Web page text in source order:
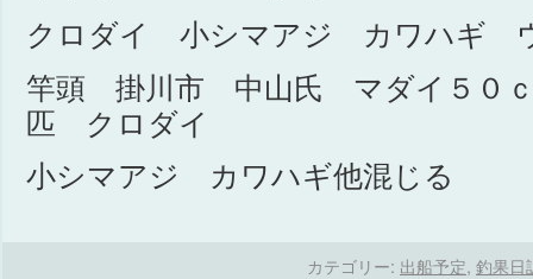
クロダイ 小シマアジ カワハギ
竿頭 掛川市 中山氏 マダイ５０
匹 クロダイ
小シマアジ カワハギ他混じる
カテゴリー: 出船予定, 釣果日